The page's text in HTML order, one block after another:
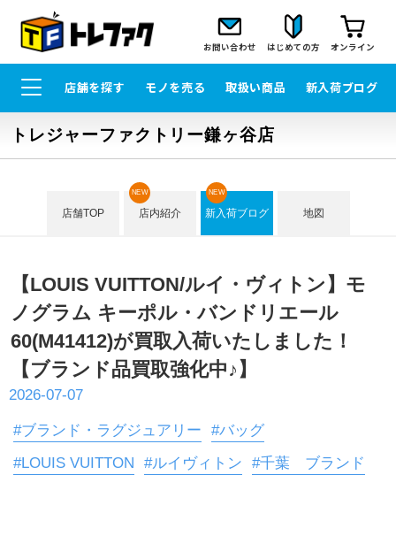
お問い合わせ はじめての方 オンライン
店舗を探す モノを売る 取扱い商品 新入荷ブログ
トレジャーファクトリー鎌ヶ谷店
店舗TOP 店内紹介
NEW
新入荷ブログ
NEW
地図
【LOUIS VUITTON/ルイ・ヴィトン】モ
ノグラム キーポル・バンドリエール
60(M41412)が買取入荷いたしました！
【ブランド品買取強化中♪】
2026-07-07
#ブランド・ラグジュアリー
#バッグ
#LOUIS VUITTON
#ルイヴィトン #千葉 ブランド